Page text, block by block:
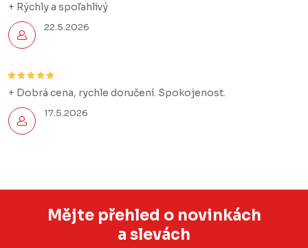
22.5.2026
+ Rýchly a spoľahlivý
17.5.2026
+ Dobrá cena, rychle doručení. Spokojenost.
Mějte přehled o novinkách
a slevách